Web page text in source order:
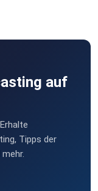
auf
Tipps der